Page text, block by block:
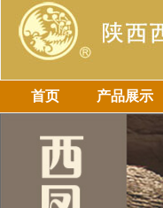
首页 产品展示